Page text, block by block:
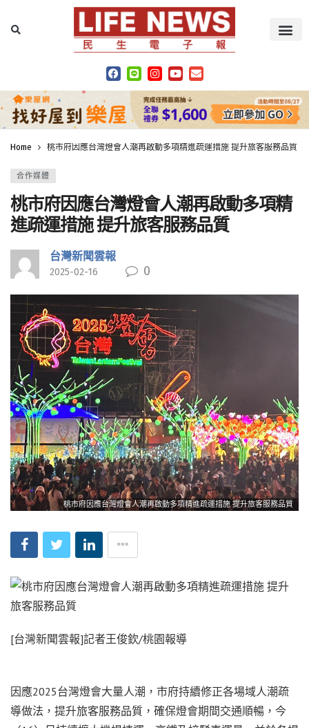
Home 桃市府因應台灣燈會人潮再啟動多項精進疏運措施 提升旅客服務品質
合作媒體
桃市府因應台灣燈會人潮再啟動多項精
進疏運措施 提升旅客服務品質
台灣新聞雲報
2025-02-16 0
桃市府因應台灣燈會人潮再啟動多項精進疏運措施 提升旅客服務品質
[台灣新聞雲報]記者王俊欽/桃園報導
因應2025台灣燈會大量人潮，市府持續修正各場域人潮疏
導做法，提升旅客服務品質，確保燈會期間交通順暢，今